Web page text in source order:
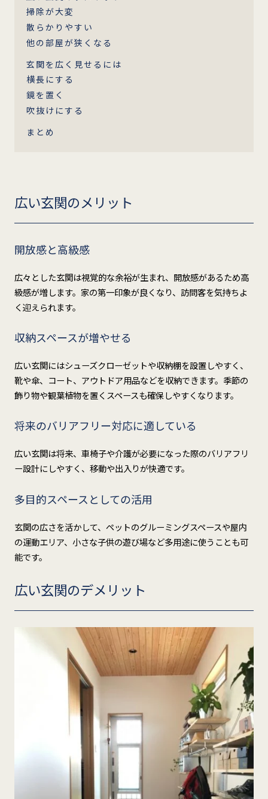
掃除が大変
散らかりやすい
他の部屋が狭くなる
玄関を広く見せるには
横長にする
鏡を置く
吹抜けにする
まとめ
広い玄関のメリット
開放感と高級感
広々とした玄関は視覚的な余裕が生まれ、開放感があるため高
級感が増します。家の第一印象が良くなり、訪問客を気持ちよ
く迎えられます。
収納スペースが増やせる
広い玄関にはシューズクローゼットや収納棚を設置しやすく、
靴や傘、コート、アウトドア用品などを収納できます。季節の
飾り物や観葉植物を置くスペースも確保しやすくなります。
将来のバリアフリー対応に適している
広い玄関は将来、車椅子や介護が必要になった際のバリアフリ
ー設計にしやすく、移動や出入りが快適です。
多目的スペースとしての活用
玄関の広さを活かして、ペットのグルーミングスペースや屋内
の運動エリア、小さな子供の遊び場など多用途に使うことも可
能です。
広い玄関のデメリット